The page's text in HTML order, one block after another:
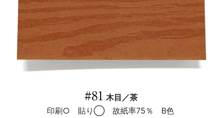
#81 木目／茶
印刷○ 貼り◯ 故紙率75％ B色